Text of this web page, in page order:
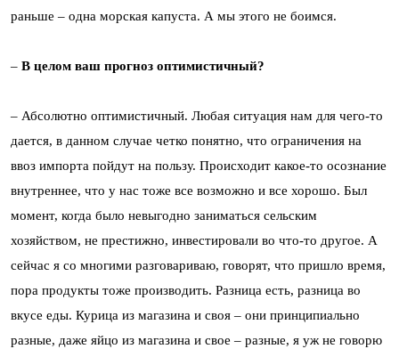
раньше – одна морская капуста. А мы этого не боимся.
– В целом ваш прогноз оптимистичный?
– Абсолютно оптимистичный. Любая ситуация нам для чего-то
дается, в данном случае четко понятно, что ограничения на
ввоз импорта пойдут на пользу. Происходит какое-то осознание
внутреннее, что у нас тоже все возможно и все хорошо. Был
момент, когда было невыгодно заниматься сельским
хозяйством, не престижно, инвестировали во что-то другое. А
сейчас я со многими разговариваю, говорят, что пришло время,
пора продукты тоже производить. Разница есть, разница во
вкусе еды. Курица из магазина и своя – они принципиально
разные, даже яйцо из магазина и свое – разные, я уж не говорю